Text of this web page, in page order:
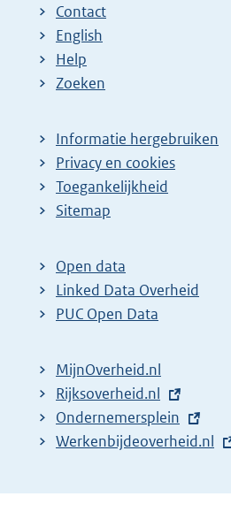
Contact
English
Help
Zoeken
Informatie hergebruiken
Privacy en cookies
Toegankelijkheid
Sitemap
Open data
Linked Data Overheid
PUC Open Data
MijnOverheid.nl
E
x
t
r
Rijksoverheid.nl
E
x
e
Ondernemersplein
E
t
Werkenbijdeoverheid.nl